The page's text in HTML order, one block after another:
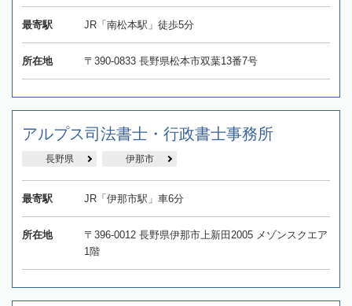
最寄駅 JR「南松本駅」徒歩5分
所在地 〒390-0833 長野県松本市双葉13番7号
アルプス司法書士・行政書士事務所
長野県 伊那市
最寄駅 JR「伊那市駅」車6分
所在地
〒396-0012 長野県伊那市上新田2005 メゾンスクエア
1階